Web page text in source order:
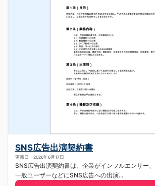
SNS広告出演契約書
更新日：2026年6月17日
SNS広告出演契約書は、企業がインフルエンサー、
一般ユーザーなどにSNS広告への出演...